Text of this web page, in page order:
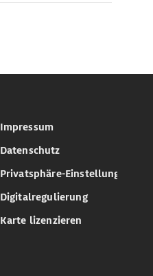
Impressum
Datenschutz
Privatsphäre-Einstellungen
Digitalregulierung
Karte lizenzieren